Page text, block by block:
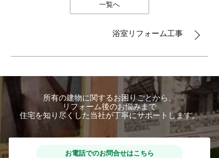
一覧へ
浴室リフォーム工事
所有の建物に関するお困りごとから、
リフォーム後のお悩みまで
住宅を知り尽くした当社が丁寧にサポートします。
お電話でのお問合せはこちら